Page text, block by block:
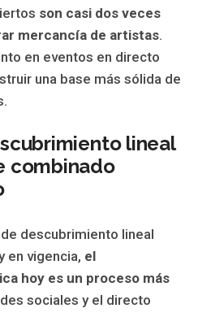
son casi dos veces
mercancía de artistas.
en eventos en directo
una base más sólida de
lineal
combinado
descubrimiento lineal
en vigencia, el
hoy es un proceso más
sociales y el directo